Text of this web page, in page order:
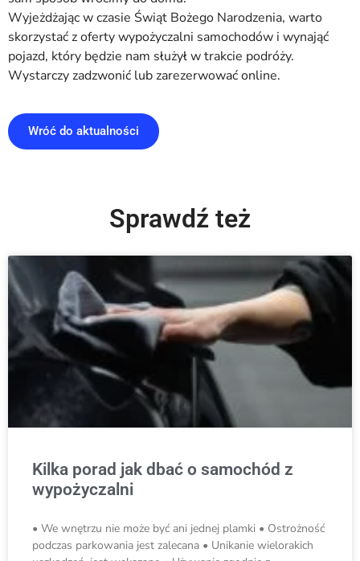
Wyjeżdżając w czasie Świąt Bożego Narodzenia, warto
skorzystać z oferty wypożyczalni samochodów i wynająć
pojazd, który będzie nam służył w trakcie podróży.
Wystarczy zadzwonić lub zarezerwować online.
Wróć do aktualności
Sprawdź też
Kilka porad jak dbać o samochód z
wypożyczalni
• We wnętrzu nie może być ani jednej plamki • Ostrożność
podczas parkowania jest zalecana • Unikanie wielorakich